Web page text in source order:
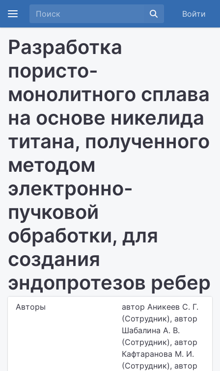
Войти
Разработка
пористо-
монолитного сплава
на основе никелида
титана, полученного
методом
электронно-
пучковой
обработки, для
создания
эндопротезов ребер
Авторы
автор Аникеев С. Г.
(Сотрудник), автор
Шабалина А. В.
(Сотрудник), автор
Кафтаранова М. И.
(Сотрудник), автор